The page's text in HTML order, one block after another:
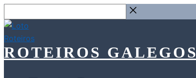
ao
contido
…
ROTEIROS GALEGOS